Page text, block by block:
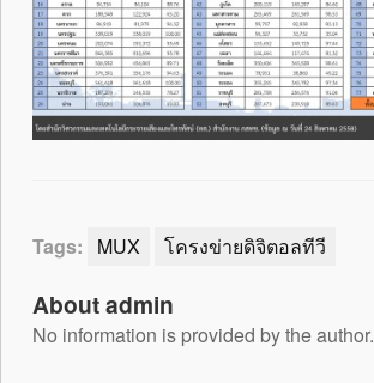
Tags: MUX โครงข่ายดิจิตอลทีวี
About admin
No information is provided by the author.